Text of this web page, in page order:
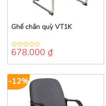
Ghế chân quỳ VT1K
0
of
678.000 ₫
-12%